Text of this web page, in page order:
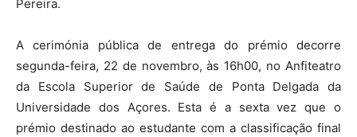
Pereira.
A cerimónia pública de entrega do prémio decorre
segunda-feira, 22 de novembro, às 16h00, no Anfiteatro
da Escola Superior de Saúde de Ponta Delgada da
Universidade dos Açores. Esta é a sexta vez que o
prémio destinado ao estudante com a classificação final